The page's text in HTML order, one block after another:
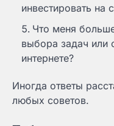
инвестировать на
Что меня
выбора задач или
интернете?
Иногда ответы
любых советов.